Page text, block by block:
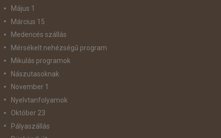
Május 1
Március 15
Medencés szállás
Mérsékelt nehézségű program
Mikulás programok
Nászutasoknak
November 1
Nyelvtanfolyamok
Október 23
Pályaszállás